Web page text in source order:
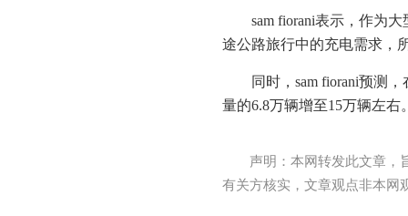
sam fiorani表示，作为
途公路旅行中的充电需求，
同时，sam fiorani预测
量的6.8万辆增至15万辆左右
声明：本网转发此文章，
有关方核实，文章观点非本网